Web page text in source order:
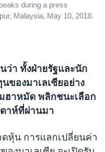
during a press
Malaysia, May 10, 2018.
ว่า ทั้งฝ่ายรัฐและนัก
ของมาเลเซียอย่าง
ฮาหมัด พลิกชนะเลือก
าห์ที่ผ่านมา
หุ้น การแลกเปลี่ยนค่า